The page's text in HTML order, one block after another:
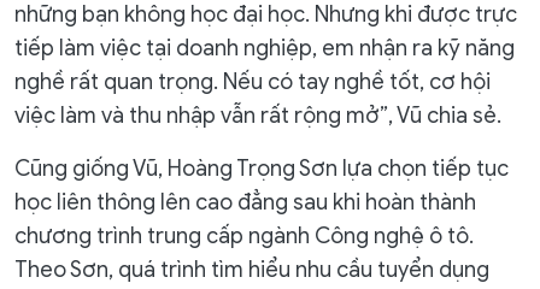
những bạn không học đại học. Nhưng khi được trực
tiếp làm việc tại doanh nghiệp, em nhận ra kỹ năng
nghề rất quan trọng. Nếu có tay nghề tốt, cơ hội
việc làm và thu nhập vẫn rất rộng mở”, Vũ chia sẻ.
Cũng giống Vũ, Hoàng Trọng Sơn lựa chọn tiếp tục
học liên thông lên cao đẳng sau khi hoàn thành
chương trình trung cấp ngành Công nghệ ô tô.
Theo Sơn, quá trình tìm hiểu nhu cầu tuyển dụng